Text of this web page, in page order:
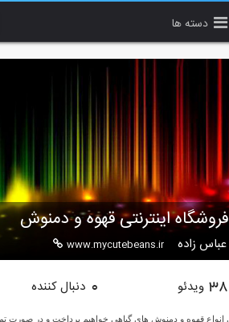
دسته ها
فروشگاه اینترنتی قهوه و دمنوش
عباس زاده www.mycutebeans.ir
38 ویدئو 0 دنبال کننده